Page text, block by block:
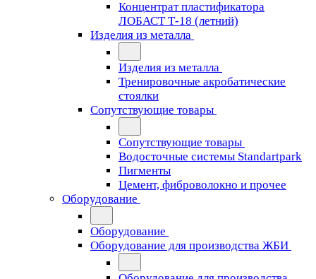
Концентрат пластификатора
ЛОБАСТ Т-18 (летний)
Изделия из металла
Изделия из металла
Тренировочные акробатические
стоялки
Сопутствующие товары
Сопутствующие товары
Водосточные системы Standartpark
Пигменты
Цемент, фиброволокно и прочее
Оборудование
Оборудование
Оборудование для производства ЖБИ